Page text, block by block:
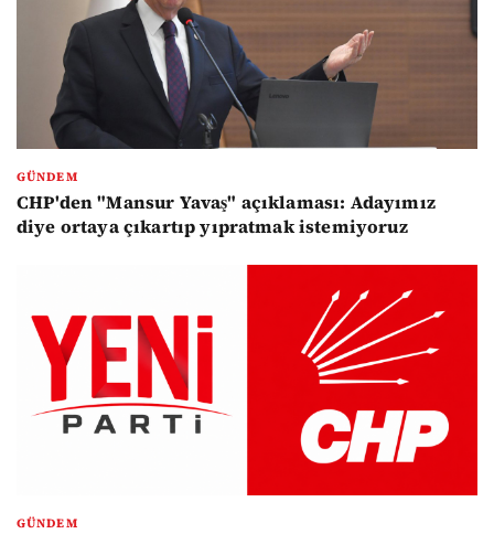
GÜNDEM
CHP'den "Mansur Yavaş" açıklaması: Adayımız
diye ortaya çıkartıp yıpratmak istemiyoruz
GÜNDEM